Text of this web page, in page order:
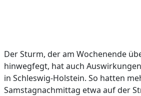
Der Sturm, der am Wochenende
hinwegfegt, hat auch
in Schleswig-Holstein. So hatten
Samstagnachmittag etwa auf der